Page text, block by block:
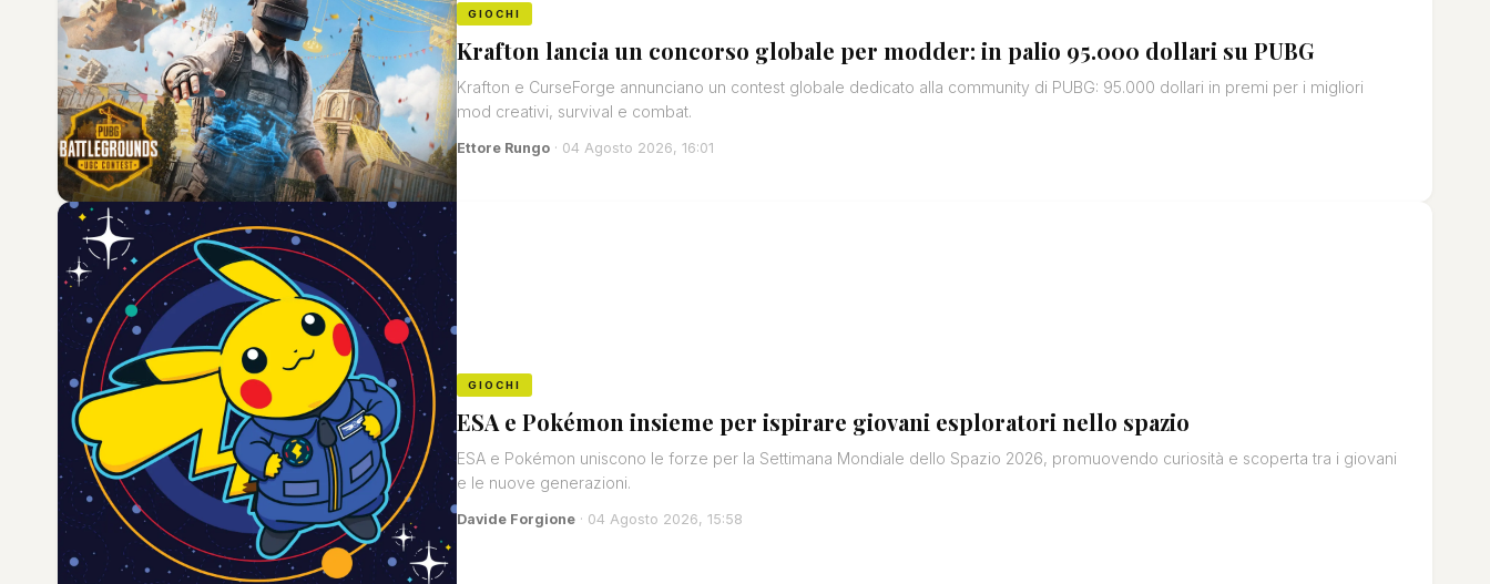
GIOCHI
Krafton lancia un concorso globale per modder: in palio 95.000 dollari su PUBG
Krafton e CurseForge annunciano un contest globale dedicato alla community di PUBG: 95.000 dollari in premi per i migliori
mod creativi, survival e combat.
Ettore Rungo · 04 Agosto 2026, 16:01
GIOCHI
ESA e Pokémon insieme per ispirare giovani esploratori nello spazio
ESA e Pokémon uniscono le forze per la Settimana Mondiale dello Spazio 2026, promuovendo curiosità e scoperta tra i giovani
e le nuove generazioni.
Davide Forgione · 04 Agosto 2026, 15:58